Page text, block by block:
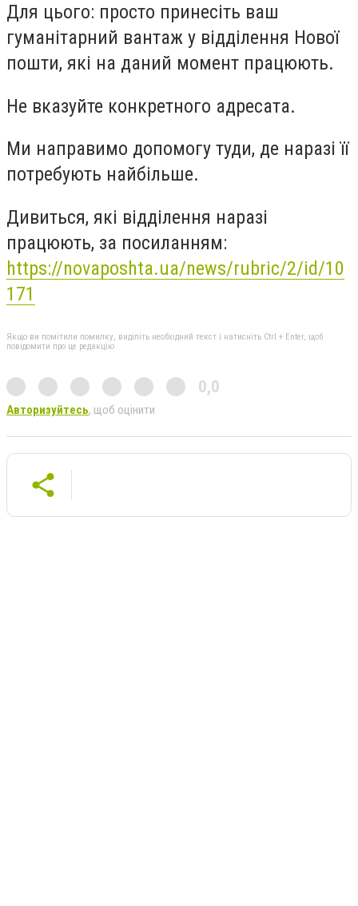
Для цього: просто принесіть ваш
гуманітарний вантаж у відділення Нової
пошти, які на даний момент працюють.
Не вказуйте конкретного адресата.
Ми направимо допомогу туди, де наразі її
потребують найбільше.
Дивиться, які відділення наразі
працюють, за посиланням:
https://novaposhta.ua/news/rubric/2/id/10
171
Якщо ви помітили помилку, виділіть необхідний текст і натисніть Ctrl + Enter, щоб
повідомити про це редакцію
0,0
Авторизуйтесь, щоб оцінити